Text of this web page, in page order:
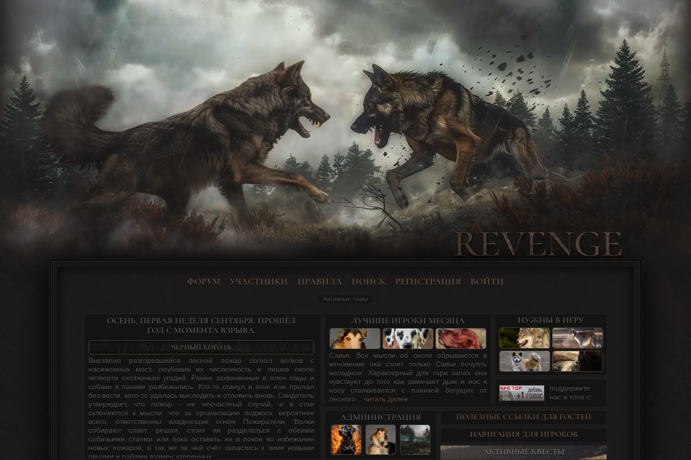
ФОРУМ УЧАСТНИКИ ПРАВИЛА ПОИСК РЕГИСТРАЦИЯ ВОЙТИ
Активные темы
ОСЕНЬ, ПЕРВАЯ НЕДЕЛЯ СЕНТЯБРЯ. ПРОШЁЛ
ГОД С МОМЕНТА ВЗРЫВА.
ЧЕРНЫЙ КОГОТЬ
Внезапно разгоревшийся лесной пожар согнал волков с
насиженных мест, поубавив их численность и лишив около
четверти охотничьих угодий. Ранее захваченные в плен овцы и
собаки в панике разбежались. Кто-то сгинул в огне или пропал
без вести, кого-то удалось выследить и отловить вновь. Свидетель
утверждает, что пожар - не несчастный случай, и в стае
склоняются к мысли, что за организацию поджога, вероятнее
всего, ответственны владеющие огнём Пожиратели. Волки
собирают совет, решая, стоит ли разделаться с обеими
собачьими стаями или пока оставить их в покое во избежание
новых пожаров, а так же за чей счёт запастись к зиме новыми
овцами и рабами взамен утерянных.
ЛУЧШИЕ ИГРОКИ МЕСЯЦА
Савья: Все мысли об охоте обрываются в
мгновение ока стоит только Савье почуять
неладное. Характерный для гари запах она
чувствует до того как замечает дым и нос к
носу сталкивается с паникой бегущих от
лесного... читать далее
НУЖНЫ В ИГРУ
поддержите
нас в топе c:
АДМИНИСТРАЦИЯ
ПОЛЕЗНЫЕ ССЫЛКИ ДЛЯ ГОСТЕЙ
НАВИГАЦИЯ ДЛЯ ИГРОКОВ
АКТИВНЫЕ КВЕСТЫ